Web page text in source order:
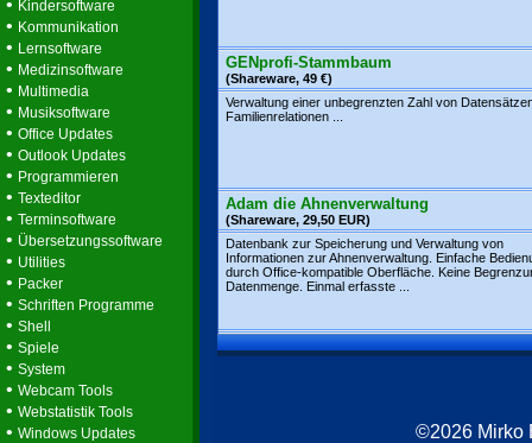
• Kindersoftware
• Kommunikation
• Lernsoftware
• Medizinsoftware
• Multimedia
• Musiksoftware
• Office Updates
• Outlook Updates
• Programmieren
• Texteditor
• Terminsoftware
• Übersetzungssoftware
• Utilities
• Packer
• Schriften Programme
• Shell
• Spiele
• System
• Webcam Tools
• Webstatistik Tools
• Windows Updates
GENprofi-Stammbaum
(Shareware, 49 €)
Verwaltung einer unbegrenzten Zahl von
Familienrelationen ...
Adam die Ahnenverwaltung
(Shareware, 29,50 EUR)
Datenbank zur Speicherung und Verwaltung von
Informationen zur Ahnenverwaltung. Einfache
durch Office-kompatible Oberfläche. Keine
Datenmenge. Einmal erfasste ...
©2026 Mirko